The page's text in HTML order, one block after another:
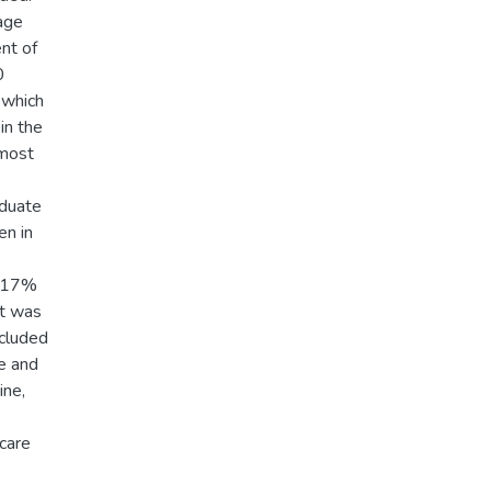
of
the
in
was
and